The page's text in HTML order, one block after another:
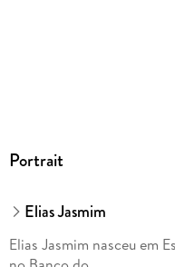
Portrait
Elias Jasmim
Elias Jasmim nasceu em